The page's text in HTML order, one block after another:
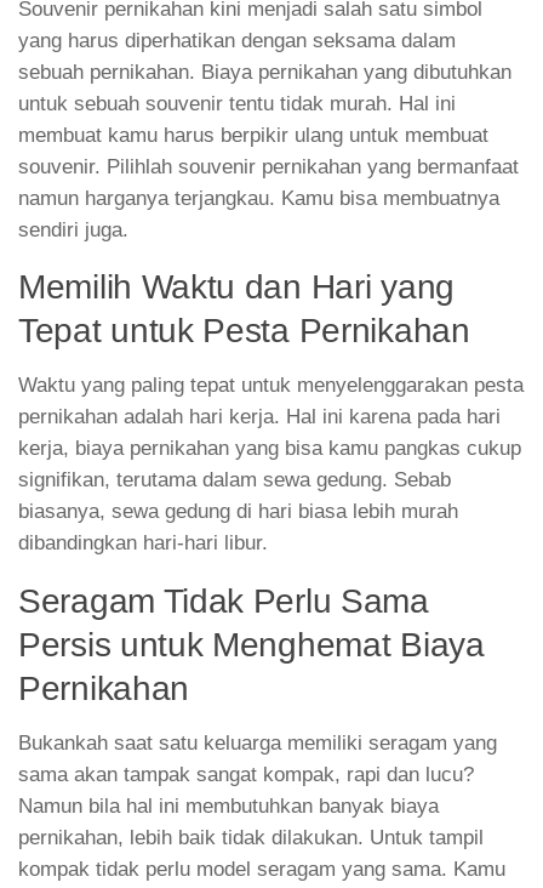
Souvenir pernikahan kini menjadi salah satu simbol
yang harus diperhatikan dengan seksama dalam
sebuah pernikahan. Biaya pernikahan yang dibutuhkan
untuk sebuah souvenir tentu tidak murah. Hal ini
membuat kamu harus berpikir ulang untuk membuat
souvenir. Pilihlah souvenir pernikahan yang bermanfaat
namun harganya terjangkau. Kamu bisa membuatnya
sendiri juga.
Memilih Waktu dan Hari yang
Tepat untuk Pesta Pernikahan
Waktu yang paling tepat untuk menyelenggarakan pesta
pernikahan adalah hari kerja. Hal ini karena pada hari
kerja, biaya pernikahan yang bisa kamu pangkas cukup
signifikan, terutama dalam sewa gedung. Sebab
biasanya, sewa gedung di hari biasa lebih murah
dibandingkan hari-hari libur.
Seragam Tidak Perlu Sama
Persis untuk Menghemat Biaya
Pernikahan
Bukankah saat satu keluarga memiliki seragam yang
sama akan tampak sangat kompak, rapi dan lucu?
Namun bila hal ini membutuhkan banyak biaya
pernikahan, lebih baik tidak dilakukan. Untuk tampil
kompak tidak perlu model seragam yang sama. Kamu